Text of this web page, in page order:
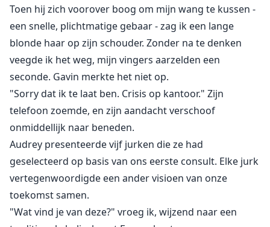
Toen hij zich voorover boog om mijn wang te kussen -
een snelle, plichtmatige gebaar - zag ik een lange
blonde haar op zijn schouder. Zonder na te denken
veegde ik het weg, mijn vingers aarzelden een
seconde. Gavin merkte het niet op.
"Sorry dat ik te laat ben. Crisis op kantoor." Zijn
telefoon zoemde, en zijn aandacht verschoof
onmiddellijk naar beneden.
Audrey presenteerde vijf jurken die ze had
geselecteerd op basis van ons eerste consult. Elke jurk
vertegenwoordigde een ander visioen van onze
toekomst samen.
"Wat vind je van deze?" vroeg ik, wijzend naar een